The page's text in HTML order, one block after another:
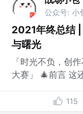
2021年终总结
与曙光
「时光不负，创
大赛」 🎄前言 这
115